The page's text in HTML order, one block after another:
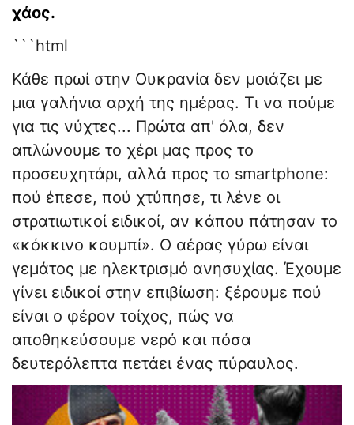
χάος.
```html
Κάθε πρωί στην Ουκρανία δεν μοιάζει με
μια γαλήνια αρχή της ημέρας. Τι να πούμε
για τις νύχτες... Πρώτα απ' όλα, δεν
απλώνουμε το χέρι μας προς το
προσευχητάρι, αλλά προς το smartphone:
πού έπεσε, πού χτύπησε, τι λένε οι
στρατιωτικοί ειδικοί, αν κάπου πάτησαν το
«κόκκινο κουμπί». Ο αέρας γύρω είναι
γεμάτος με ηλεκτρισμό ανησυχίας. Έχουμε
γίνει ειδικοί στην επιβίωση: ξέρουμε πού
είναι ο φέρον τοίχος, πώς να
αποθηκεύσουμε νερό και πόσα
δευτερόλεπτα πετάει ένας πύραυλος.